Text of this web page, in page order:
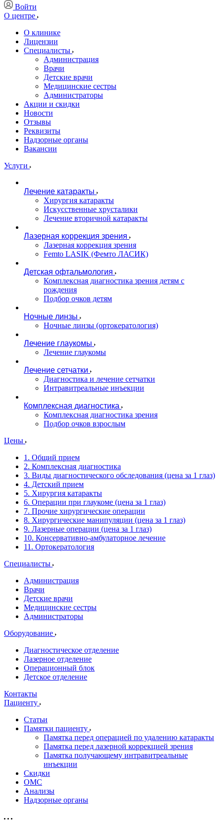
Войти
О центре
О клинике
Лицензии
Специалисты
Администрация
Врачи
Детские врачи
Медицинские сестры
Администраторы
Акции и скидки
Новости
Отзывы
Реквизиты
Надзорные органы
Вакансии
Услуги
Лечение катаракты
Хирургия катаракты
Искусственные хрусталики
Лечение вторичной катаракты
Лазерная коррекция зрения
Лазерная коррекция зрения
Femto LASIK (Фемто ЛАСИК)
Детская офтальмология
Комплексная диагностика зрения детям c
рождения
Подбор очков детям
Ночные линзы
Ночные линзы (ортокератология)
Лечение глаукомы
Лечение глаукомы
Лечение сетчатки
Диагностика и лечение сетчатки
Интравитреальные инъекции
Комплексная диагностика
Комплексная диагностика зрения
Подбор очков взрослым
Цены
1. Общий прием
2. Комплексная диагностика
3. Виды диагностического обследования (цена за 1 глаз)
4. Детский прием
5. Хирургия катаракты
6. Операции при глаукоме (цена за 1 глаз)
7. Прочие хирургические операции
8. Хирургические манипуляции (цена за 1 глаз)
9. Лазерные операции (цена за 1 глаз)
10. Консервативно-амбулаторное лечение
11. Ортокератология
Специалисты
Администрация
Врачи
Детские врачи
Медицинские сестры
Администраторы
Оборудование
Диагностическое отделение
Лазерное отделение
Операционный блок
Детское отделение
Контакты
Пациенту
Статьи
Памятки пациенту
Памятка перед операцией по удалению катаракты
Памятка перед лазерной коррекцией зрения
Памятка получающему интравитреальные
инъекции
Скидки
ОМС
Анализы
Надзорные органы